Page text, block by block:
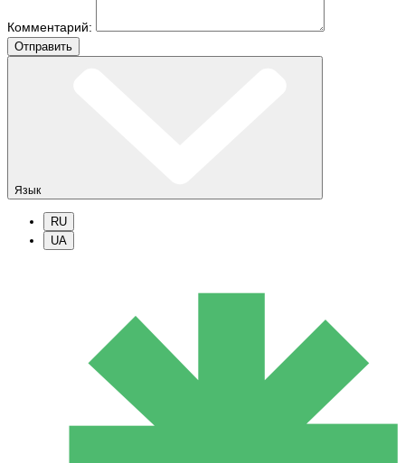
Комментарий:
Отправить
Язык
RU
UA